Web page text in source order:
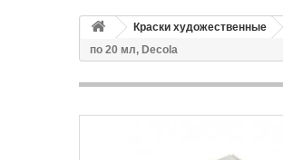
Краски художественные
по 20 мл, Deсola